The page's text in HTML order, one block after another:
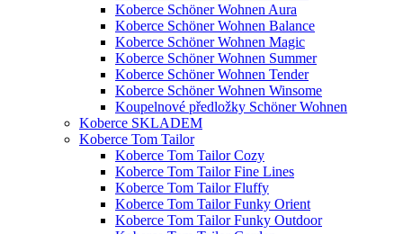
Koberce Schöner Wohnen Aura
Koberce Schöner Wohnen Balance
Koberce Schöner Wohnen Magic
Koberce Schöner Wohnen Summer
Koberce Schöner Wohnen Tender
Koberce Schöner Wohnen Winsome
Koupelnové předložky Schöner Wohnen
Koberce SKLADEM
Koberce Tom Tailor
Koberce Tom Tailor Cozy
Koberce Tom Tailor Fine Lines
Koberce Tom Tailor Fluffy
Koberce Tom Tailor Funky Orient
Koberce Tom Tailor Funky Outdoor